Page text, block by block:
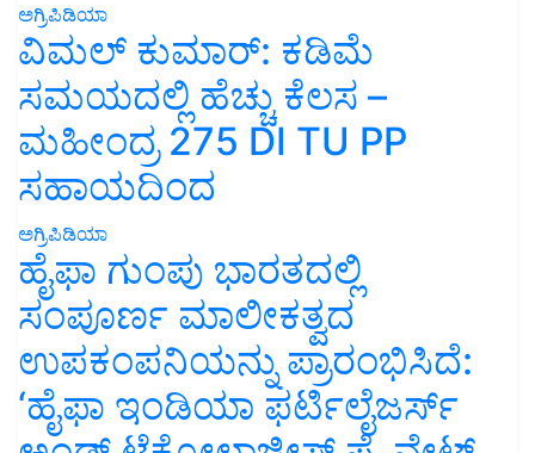
ಅಗ್ರಿಪಿಡಿಯಾ
ವಿಮಲ್ ಕುಮಾರ್: ಕಡಿಮೆ
ಸಮಯದಲ್ಲಿ ಹೆಚ್ಚು ಕೆಲಸ –
ಮಹೀಂದ್ರ 275 DI TU PP
ಸಹಾಯದಿಂದ
ಅಗ್ರಿಪಿಡಿಯಾ
ಹೈಫಾ ಗುಂಪು ಭಾರತದಲ್ಲಿ
ಸಂಪೂರ್ಣ ಮಾಲೀಕತ್ವದ
ಉಪಕಂಪನಿಯನ್ನು ಪ್ರಾರಂಭಿಸಿದೆ:
‘ಹೈಫಾ ಇಂಡಿಯಾ ಫರ್ಟಿಲೈಜರ್ಸ್